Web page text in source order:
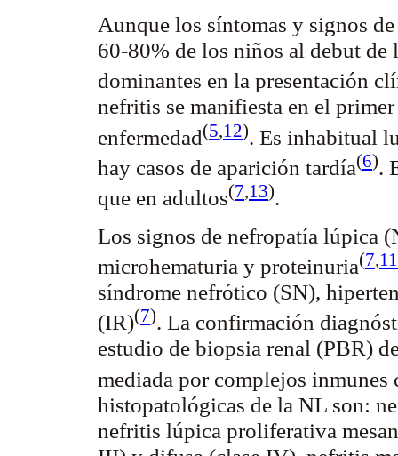
Aunque los síntomas y signos
60-80% de los niños al debut de
dominantes en la presentación
nefritis se manifiesta en el
enfermedad(5,12). Es inhabitual
hay casos de aparición tardía(6).
que en adultos(7,13).
Los signos de nefropatía lúpica
microhematuria y proteinuria(7,11
síndrome nefrótico (SN),
(IR)(7). La confirmación
estudio de biopsia renal (PBR)
mediada por complejos
histopatológicas de la NL son:
nefritis lúpica proliferativa